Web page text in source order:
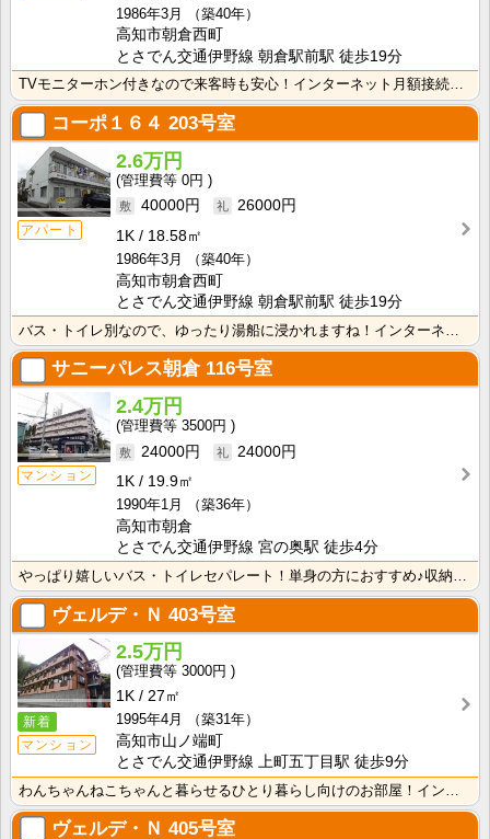
1986年3月
（築40年）
高知市朝倉西町
とさでん交通伊野線 朝倉駅前駅 徒歩19分
TVモニターホン付きなので来客時も安心！インターネット月額接続使用無料なので、月々の生活費の節約にも･･･
コーポ１６４ 203号室
アパート
2.6万円
0円
40000円
26000円
1K
18.58㎡
1986年3月
（築40年）
高知市朝倉西町
とさでん交通伊野線 朝倉駅前駅 徒歩19分
サニーパレス朝倉116号室
マンション
2.4万円
3500円
24000円
24000円
1K
19.9㎡
1990年1月
（築36年）
高知市朝倉
とさでん交通伊野線 宮の奥駅 徒歩4分
ヴェルデ・Ｎ 403号室
新着
マンション
2.5万円
3000円
1K
27㎡
1995年4月
（築31年）
高知市山ノ端町
とさでん交通伊野線 上町五丁目駅 徒歩9分
ヴェルデ・Ｎ 405号室